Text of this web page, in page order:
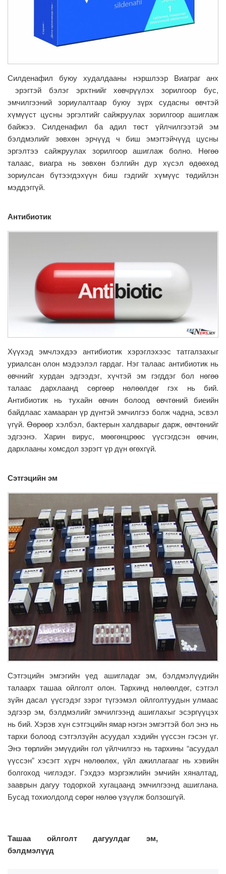
Силденафил буюу худалдааны нэршлээр Виаграг анх
эрэгтэй бэлэг эрхтнийг хөвчрүүлэх зорилгоор бус,
эмчилгээний зориулалтаар буюу зүрх судасны өвчтэй
хүмүүст цусны эргэлтийг сайжруулах зорилгоор ашиглаж
байжээ. Силденафил ба адил төст үйлчилгээтэй эм
бэлдмэлийг зөвхөн эрчүүд ч биш эмэгтэйчүүд цусны
эргэлтээ сайжруулах зорилгоор ашиглаж болно. Нөгөө
талаас, виагра нь зөвхөн бэлгийн дур хүсэл өдөөхөд
зориулсан бүтээгдэхүүн биш гэдгийг хүмүүс төдийлэн
мэддэггүй.
Антибиотик
Хүүхэд эмчлэхдээ антибиотик хэрэглэхээс татгалзахыг
уриалсан олон мэдээлэл гардаг. Нэг талаас антибиотик нь
өвчнийг хурдан эдгээдэг, хүчтэй эм гэгддэг бол нөгөө
талаас дархлаанд сөргөөр нөлөөлдөг гэх нь бий.
Антибиотик нь тухайн өвчин болоод өвчтөний биеийн
байдлаас хамааран үр дүнтэй эмчилгээ болж чадна, эсвэл
үгүй. Өөрөөр хэлбэл, бактерын халдварыг дарж, өвчтөнийг
эдгээнэ. Харин вирус, мөөгөнцрөөс үүсгэгдсэн өвчин,
дархлааны хомсдол зэрэгт үр дүн өгөхгүй.
Сэтгэцийн эм
Сэтгэцийн эмгэгийн үед ашигладаг эм, бэлдмэлүүдийн
талаарх ташаа ойлголт олон. Тархинд нөлөөлдөг, сэтгэл
зүйн дасал үүсгэдэг зэрэг түгээмэл ойлголтуудын улмаас
эдгээр эм, бэлдмэлийг эмчилгээнд ашиглахыг эсэргүүцэх
нь бий. Хэрэв хүн сэтгэцийн ямар нэгэн эмгэгтэй бол энэ нь
тархи болоод сэтгэлзүйн асуудал хэдийн үүссэн гэсэн үг.
Энэ төрлийн эмүүдийн гол үйлчилгээ нь тархины “асуудал
үүссэн” хэсэгт хүрч нөлөөлөх, үйл ажиллагааг нь хэвийн
болгоход чиглэдэг. Гэхдээ мэргэжлийн эмчийн хяналтад,
зааврын дагуу тодорхой хугацаанд эмчилгээнд ашиглана.
Бусад тохиолдолд сөрөг нөлөө үзүүлж болзошгүй.
Ташаа ойлголт дагуулдаг эм,
бэлдмэлүүд